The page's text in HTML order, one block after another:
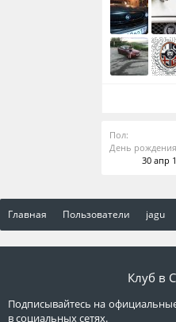
Пол:
День
30 апр
Главная Пользователи jagu
Клуб в
Подписывайтесь на
в социальных сетях.